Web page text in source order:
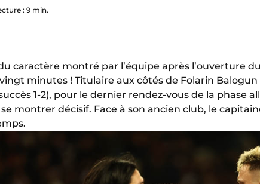
: 9 min.
caractère montré par l’équipe après l’ouverture
minutes ! Titulaire aux côtés de Folarin Balogun
1-2), pour le dernier rendez-vous de la phase
montrer décisif. Face à son ancien club, le